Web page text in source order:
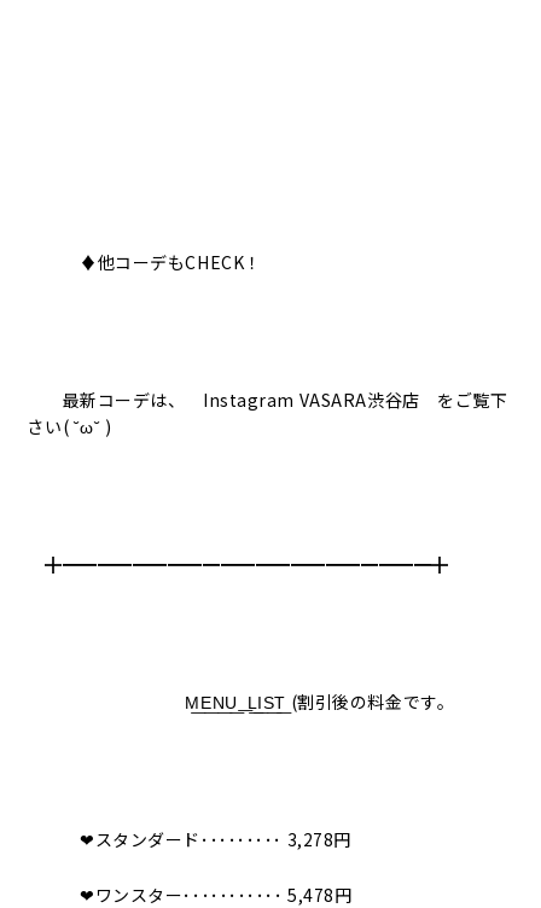
♦︎他コーデもCHECK！
最新コーデは、 Instagram VASARA渋谷店 をご覧下
さい( ˘ω˘ )
╋━━━━━━━━━━━━━━━━━━━━━╋
M͟E͟N͟U͟ ͟ L͟I͟S͟T͟ (割引後の料金です。
❤︎スタンダード･････････ 3,278円
❤︎ワンスター･･･････････ 5,478円